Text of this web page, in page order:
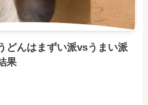
どんはまずい派vsうまい派
果